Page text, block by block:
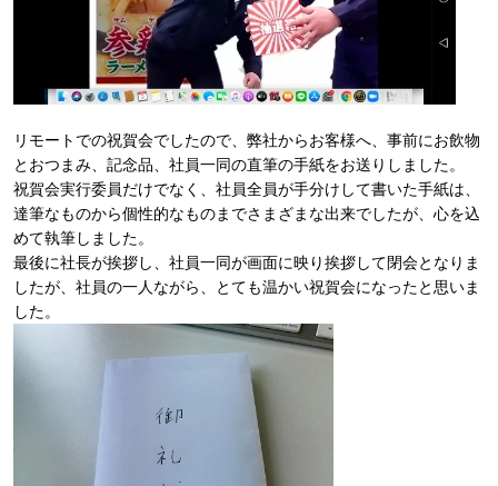
リモートでの祝賀会でしたので、弊社からお客様へ、事前にお飲物
とおつまみ、記念品、社員一同の直筆の手紙をお送りしました。
祝賀会実行委員だけでなく、社員全員が手分けして書いた手紙は、
達筆なものから個性的なものまでさまざまな出来でしたが、心を込
めて執筆しました。
最後に社長が挨拶し、社員一同が画面に映り挨拶して閉会となりま
したが、社員の一人ながら、とても温かい祝賀会になったと思いま
した。